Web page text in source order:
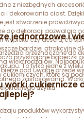
z niezbędnych
i dekorowania ciast.
stworzenie
do dekoracji pozwalają
wypieku czy deseru, co
bardziej atrakcyjne
przystrojone babeczki
To tylko jedne z wielu
cukierniczych, które są
jednorazowe i
przeznaczone do
wiele rodzajów.
pod uwagę przede
zastosowania.
użytku.
worki cukiernicze
produktów